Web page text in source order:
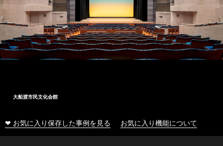
大船渡市民文化会館
❤ お気に入り保存した事例を見る お気に入り機能について